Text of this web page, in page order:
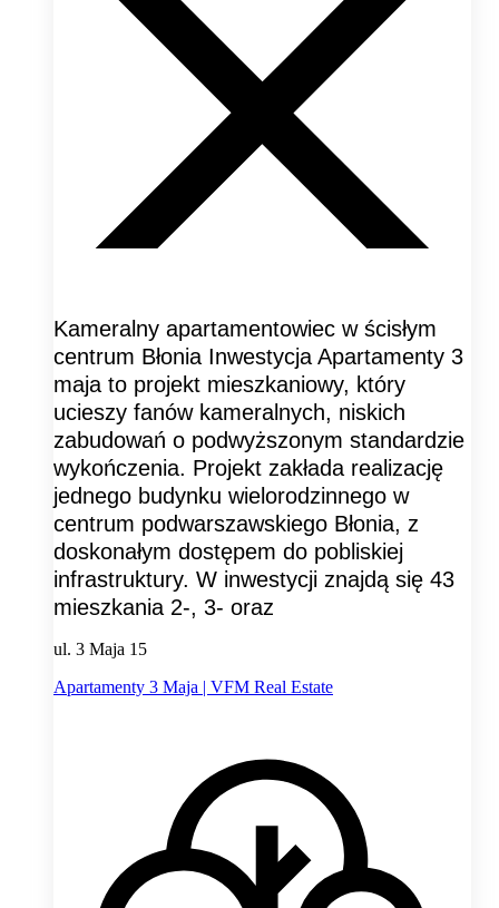
Kameralny apartamentowiec w ścisłym
centrum Błonia Inwestycja Apartamenty 3
maja to projekt mieszkaniowy, który
ucieszy fanów kameralnych, niskich
zabudowań o podwyższonym standardzie
wykończenia. Projekt zakłada realizację
jednego budynku wielorodzinnego w
centrum podwarszawskiego Błonia, z
doskonałym dostępem do pobliskiej
infrastruktury. W inwestycji znajdą się 43
mieszkania 2-, 3- oraz
ul. 3 Maja 15
Apartamenty 3 Maja | VFM Real Estate